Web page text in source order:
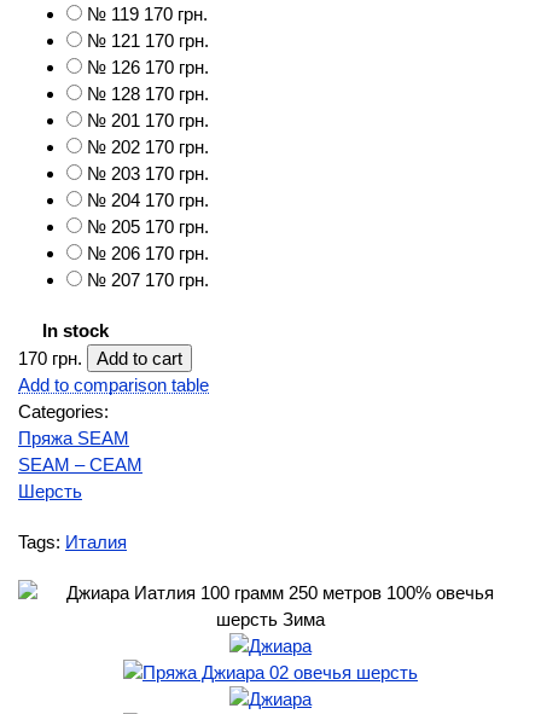
№ 119 170 грн.
№ 121 170 грн.
№ 126 170 грн.
№ 128 170 грн.
№ 201 170 грн.
№ 202 170 грн.
№ 203 170 грн.
№ 204 170 грн.
№ 205 170 грн.
№ 206 170 грн.
№ 207 170 грн.
In stock
170 грн.
Add to comparison table
Categories:
Пряжа SEAM
SEAM – СЕАМ
Шерсть
Tags: Италия